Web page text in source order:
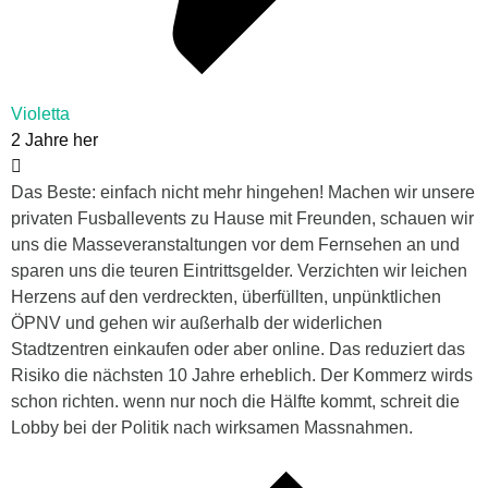
Violetta
2 Jahre her
Das Beste: einfach nicht mehr hingehen! Machen wir unsere
privaten Fusballevents zu Hause mit Freunden, schauen wir
uns die Masseveranstaltungen vor dem Fernsehen an und
sparen uns die teuren Eintrittsgelder. Verzichten wir leichen
Herzens auf den verdreckten, überfüllten, unpünktlichen
ÖPNV und gehen wir außerhalb der widerlichen
Stadtzentren einkaufen oder aber online. Das reduziert das
Risiko die nächsten 10 Jahre erheblich. Der Kommerz wirds
schon richten. wenn nur noch die Hälfte kommt, schreit die
Lobby bei der Politik nach wirksamen Massnahmen.